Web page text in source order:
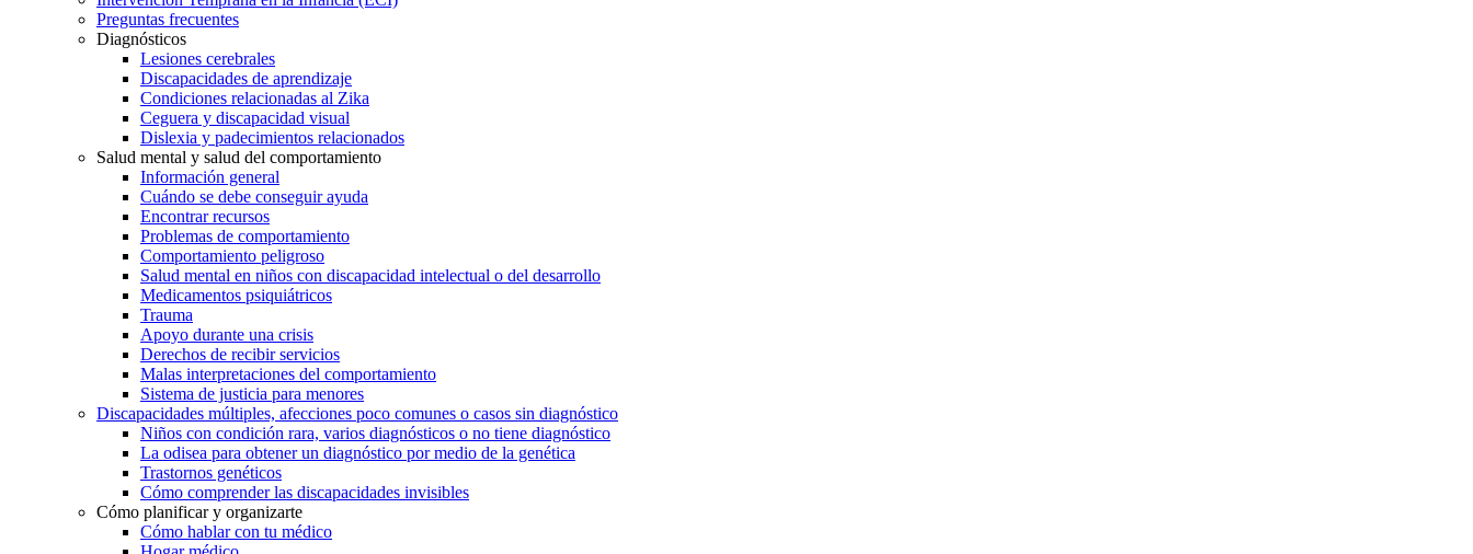
Preguntas frecuentes
Diagnósticos
Lesiones cerebrales
Discapacidades de aprendizaje
Condiciones relacionadas al Zika
Ceguera y discapacidad visual
Dislexia y padecimientos relacionados
Salud mental y salud del comportamiento
Información general
Cuándo se debe conseguir ayuda
Encontrar recursos
Problemas de comportamiento
Comportamiento peligroso
Salud mental en niños con discapacidad intelectual o del desarrollo
Medicamentos psiquiátricos
Trauma
Apoyo durante una crisis
Derechos de recibir servicios
Malas interpretaciones del comportamiento
Sistema de justicia para menores
Discapacidades múltiples, afecciones poco comunes o casos sin diagnóstico
Niños con condición rara, varios diagnósticos o no tiene diagnóstico
La odisea para obtener un diagnóstico por medio de la genética
Trastornos genéticos
Cómo comprender las discapacidades invisibles
Cómo planificar y organizarte
Cómo hablar con tu médico